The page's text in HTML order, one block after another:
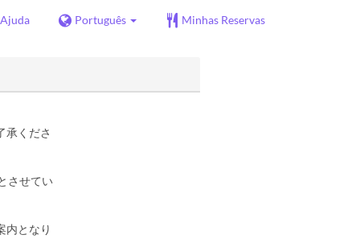
Ajuda Português Minhas Reservas
承くださ
させてい
内となり